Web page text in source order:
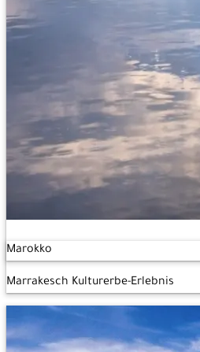
Marokko
Marrakesch Kulturerbe-Erlebnis